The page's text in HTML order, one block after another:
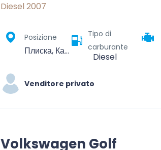
Diesel 2007
Posizione
Плиска, Каспичан, Шумен, България
Tipo di
carburante
Diesel
Venditore privato
Volkswagen Golf